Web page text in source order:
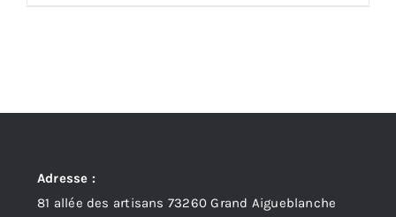
Adresse :
81 allée des artisans 73260 Grand Aigueblanche